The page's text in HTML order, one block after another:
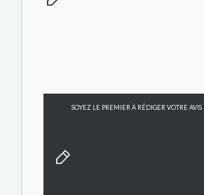
SOYEZ LE PREMIER À RÉDIGER VOTRE AVIS